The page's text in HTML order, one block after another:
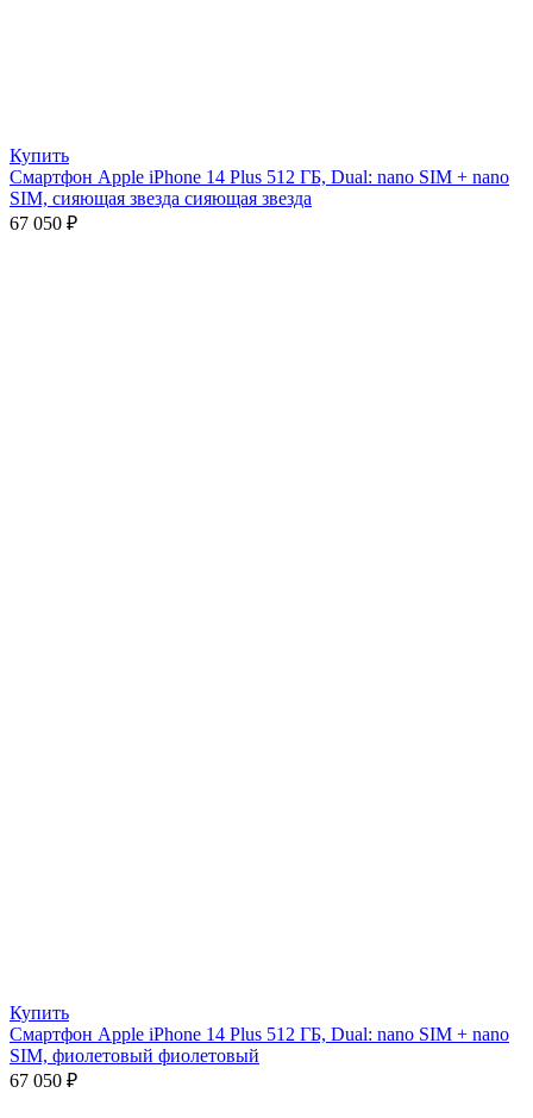
Купить
Смартфон Apple iPhone 14 Plus 512 ГБ, Dual: nano SIM + nano
SIM, сияющая звезда сияющая звезда
67 050 ₽
Купить
Смартфон Apple iPhone 14 Plus 512 ГБ, Dual: nano SIM + nano
SIM, фиолетовый фиолетовый
67 050 ₽